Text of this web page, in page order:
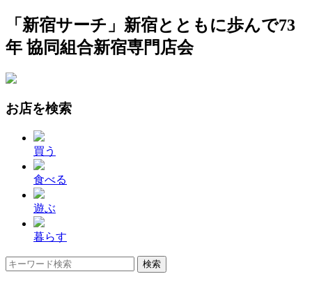
「新宿サーチ」新宿とともに歩んで73
年 協同組合新宿専門店会
お店を検索
買う
食べる
遊ぶ
暮らす